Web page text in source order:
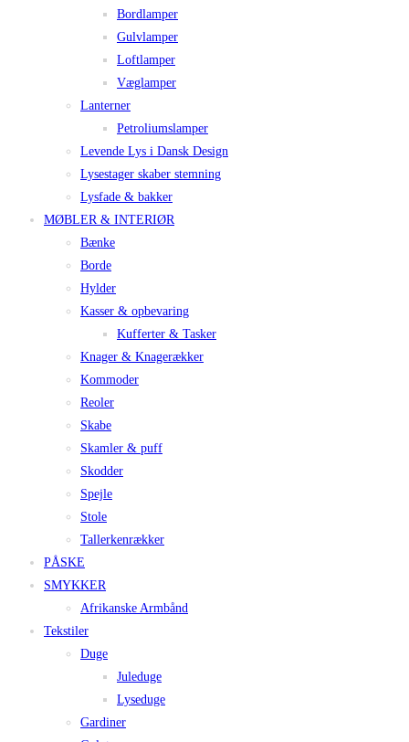
Bordlamper
Gulvlamper
Loftlamper
Væglamper
Lanterner
Petroliumslamper
Levende Lys i Dansk Design
Lysestager skaber stemning
Lysfade & bakker
MØBLER & INTERIØR
Bænke
Borde
Hylder
Kasser & opbevaring
Kufferter & Tasker
Knager & Knagerækker
Kommoder
Reoler
Skabe
Skamler & puff
Skodder
Spejle
Stole
Tallerkenrækker
PÅSKE
SMYKKER
Afrikanske Armbånd
Tekstiler
Duge
Juleduge
Lyseduge
Gardiner